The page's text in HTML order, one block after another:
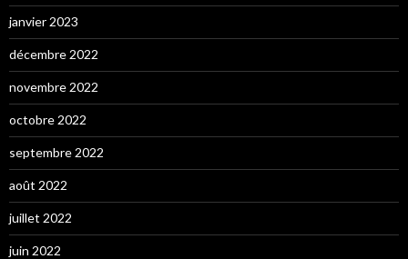
janvier 2023
décembre 2022
novembre 2022
octobre 2022
septembre 2022
août 2022
juillet 2022
juin 2022